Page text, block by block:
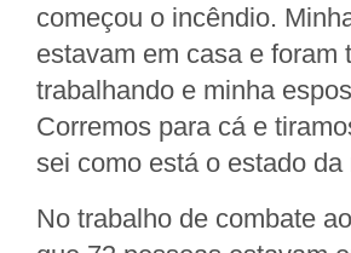
começou o incêndio.
estavam em casa e foram
trabalhando e minha
Corremos para cá e
sei como está o estado
No trabalho de combate